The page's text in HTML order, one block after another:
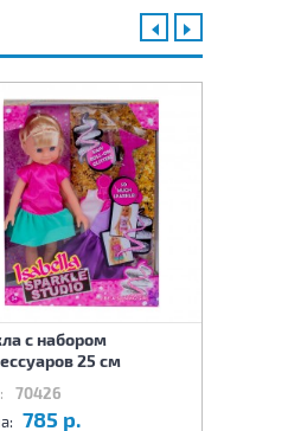
с набором
25 см
70426
785 р.